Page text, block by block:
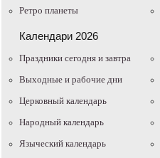
Ретро планеты
Календари 2026
Праздники сегодня и завтра
Выходные и рабочие дни
Церковный календарь
Народный календарь
Языческий календарь